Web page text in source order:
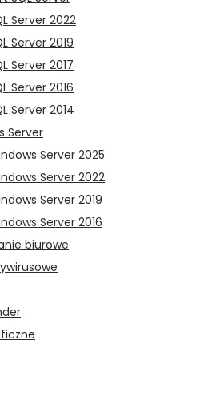
Server 2022
Server 2019
Server 2017
Server 2016
Server 2014
Server
Server 2025
Server 2022
Server 2019
Server 2016
biurowe